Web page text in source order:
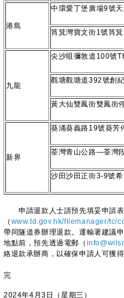
港島
中環愛丁堡廣場9號
筲箕灣寶文街1號筲
九龍
尖沙咀彌敦道100號
觀塘觀塘道392號創
黃大仙雙鳳街雙鳳街
新界
葵涌葵義路19號葵芳
荃灣青山公路—荃灣
沙田沙田正街3-9號
申請退款人士請預先填妥申請
（ www.td.gov.hk/filemanager/tc/
帶同隧道券辦理退款。運輸署建議
地點前，預先透過電郵（
絡退款承辦商，以確保申請人可獲得
完
2024年4月3日（星期三）